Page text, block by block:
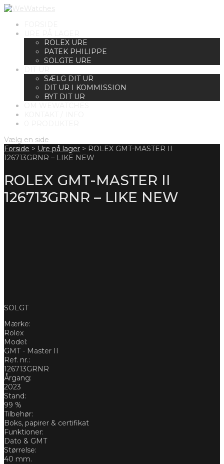
ROLEX URE
PATEK PHILIPPE
SOLGTE URE
SÆLG DIT UR
DIT UR I KOMMISSION
BYT DIT UR
Vælg en side
Forside > Ure på lager > ROLEX GMT-MASTER II
126713GRNR – LIKE NEW
ROLEX GMT-MASTER II
126713GRNR – LIKE NEW
SOLGT
Mærke:
Rolex
Model:
GMT - Master II
Ref. nr.:
126713GRNR
Årgang:
2023
Stand:
99 %
Tilbehør:
Boks, papirer & certifikat
Funktioner:
Dato & GMT
Størrelse:
40 mm.